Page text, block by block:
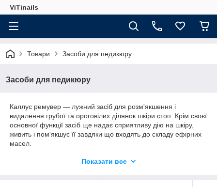
ViTinails
Товари Засоби для педикюру
Засоби для педикюру
Каллус ремувер ― лужний засіб для розм'якшення і
видалення грубої та ороговілих ділянок шкіри стоп. Крім своєї
основної функції засіб ще надає сприятливу дію на шкіру,
живить і пом'якшує її завдяки що входять до складу ефірних
масел.
лаванда + бергамот
Показати все